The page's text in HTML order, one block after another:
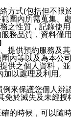
方式(包括但不
圍內所需蒐集、
之性質，記錄使
務品質，資料僅
提供預約服務及
內等以及為本公
供之個人資料，
以處理及利用。
來保護您個人
於滅失及未經
的時候，可以隨